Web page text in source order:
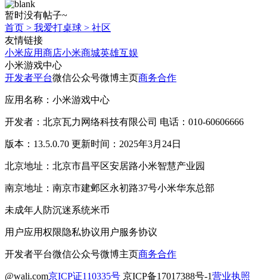
暂时没有帖子~
首页 > 我爱打桌球 > 社区
友情链接
小米应用商店小米商城英雄互娱
小米游戏中心
开发者平台微信公众号微博主页商务合作
应用名称：小米游戏中心
开发者：北京瓦力网络科技有限公司 电话：010-60606666
版本：13.5.0.70 更新时间：2025年3月24日
北京地址：北京市昌平区安居路小米智慧产业园
南京地址：南京市建邺区永初路37号小米华东总部
未成年人防沉迷系统米币
用户应用权限隐私协议用户服务协议
开发者平台微信公众号微博主页商务合作
@wali.com京ICP证110335号 京ICP备17017388号-1营业执照